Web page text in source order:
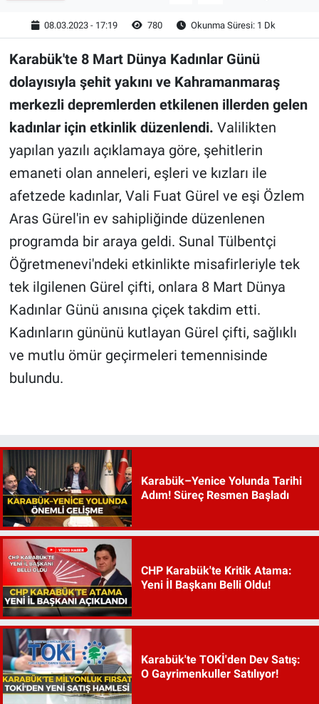
08.03.2023 - 17:19 780 Okunma Süresi: 1 Dk
Karabük'te 8 Mart Dünya Kadınlar Günü
dolayısıyla şehit yakını ve Kahramanmaraş
merkezli depremlerden etkilenen illerden gelen
kadınlar için etkinlik düzenlendi. Valilikten
yapılan yazılı açıklamaya göre, şehitlerin
emaneti olan anneleri, eşleri ve kızları ile
afetzede kadınlar, Vali Fuat Gürel ve eşi Özlem
Aras Gürel'in ev sahipliğinde düzenlenen
programda bir araya geldi. Sunal Tülbentçi
Öğretmenevi'ndeki etkinlikte misafirleriyle tek
tek ilgilenen Gürel çifti, onlara 8 Mart Dünya
Kadınlar Günü anısına çiçek takdim etti.
Kadınların gününü kutlayan Gürel çifti, sağlıklı
ve mutlu ömür geçirmeleri temennisinde
bulundu.
Karabük–Yenice Yolunda Tarihi
Adım! Süreç Resmen Başladı
CHP Karabük'te Kritik Atama:
Yeni İl Başkanı Belli Oldu!
Karabük'te TOKİ'den Dev Satış:
O Gayrimenkuller Satılıyor!